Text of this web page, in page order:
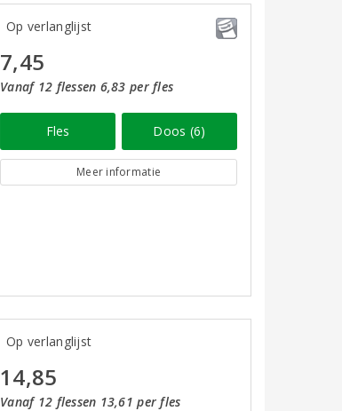
Op verlanglijst
7,45
Vanaf 12 flessen 6,83 per fles
Fles Doos (6)
Meer informatie
Op verlanglijst
14,85
Vanaf 12 flessen 13,61 per fles